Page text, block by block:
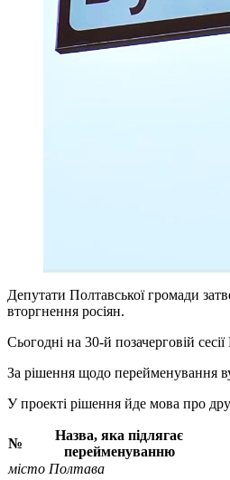
Депутати Полтавської громади
вторгнення росіян.
Сьогодні на 30-й позачерговій
За рішення щодо перейменування
У проекті рішення йде мова про
№
Назва, яка підлягає
перейменуванню
місто Полтава